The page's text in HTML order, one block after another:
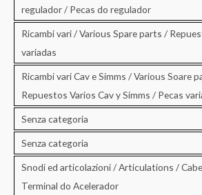
regulador / Pecas do regulador
Ricambi vari / Various Spare parts /
variadas
Ricambi vari Cav e Simms / Various Soare
Repuestos Varios Cav y Simms / Pecas
Senza categoria
Senza categoria
Snodi ed articolazioni / Articulations /
Terminal do Acelerador